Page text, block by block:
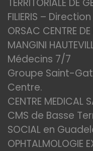
TERRITORIALE DE
FILIERIS –
ORSAC CENTRE
MANGINI
Médecins 7/7
Groupe Saint-
Centre.
CENTRE MEDICAL
CMS de Basse
SOCIAL en
OPHTALMOLOGIE